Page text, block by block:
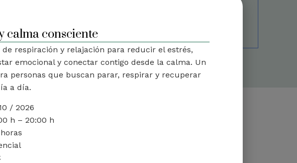
talleres?
desde la experiencia.
calma consciente
respiración y relajación para reducir el estrés,
emocional y conectar contigo desde la calma. Un
personas que buscan parar, respirar y recuperar
a día.
/ 2026
h – 20:00 h